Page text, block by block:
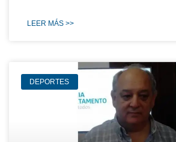
LEER MÁS >>
DEPORTES